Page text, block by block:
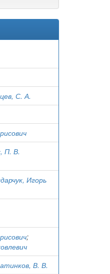
С. А.
П. В.
Игорь
;
В. В.